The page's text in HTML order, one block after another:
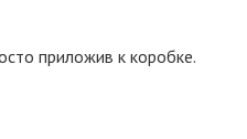
приложив к коробке.